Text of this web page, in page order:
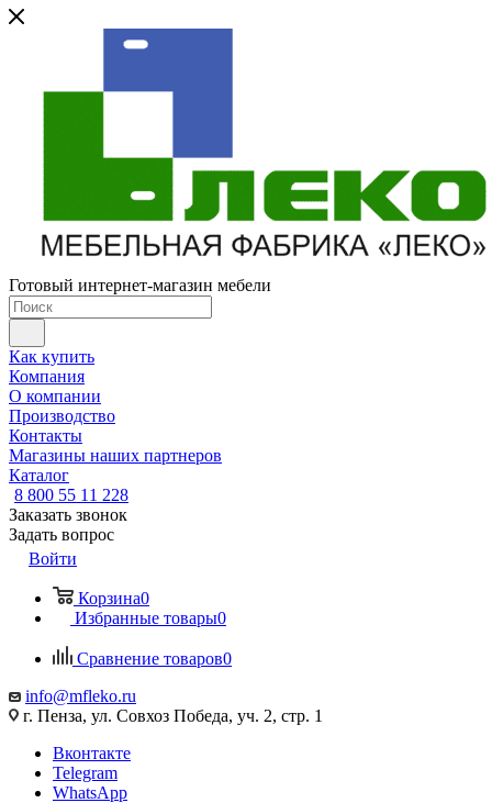
Готовый интернет-магазин мебели
Как купить
Компания
О компании
Производство
Контакты
Магазины наших партнеров
Каталог
8 800 55 11 228
Заказать звонок
Задать вопрос
Войти
Корзина0
Избранные товары0
Сравнение товаров0
info@mfleko.ru
г. Пенза, ул. Совхоз Победа, уч. 2, стр. 1
Вконтакте
Telegram
WhatsApp